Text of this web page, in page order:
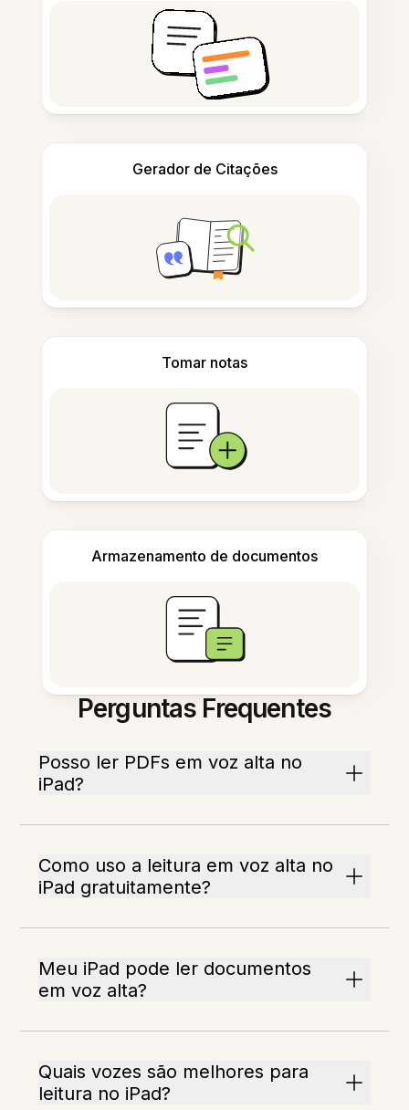
Gerador de Citações
Tomar notas
Armazenamento de documentos
Perguntas Frequentes
Posso ler PDFs em voz alta no
iPad?
Como uso a leitura em voz alta no
iPad gratuitamente?
Meu iPad pode ler documentos
em voz alta?
Quais vozes são melhores para
leitura no iPad?